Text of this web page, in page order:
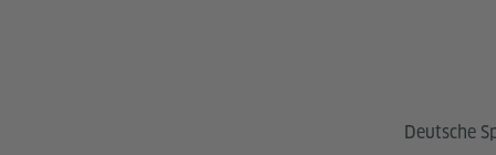
Deutsche